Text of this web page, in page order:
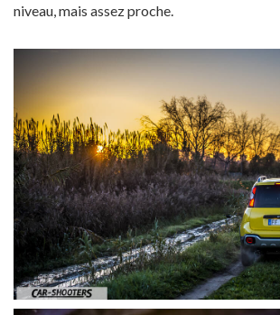
niveau, mais assez proche.